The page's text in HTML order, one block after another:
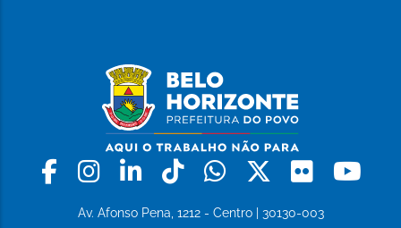
Facebook
Instagram
LinkedinTiktokWhatsapp
X Flickr
Av. Afonso Pena, 1212 - Centro | 30130-003